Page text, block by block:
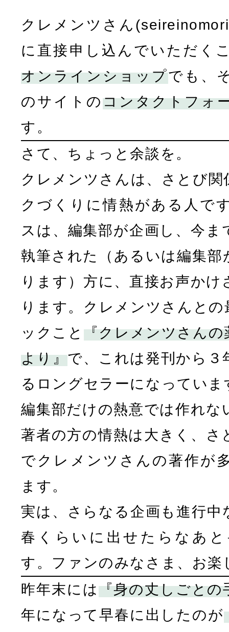
クレメンツさん
に直接申し込んでいただく
オンラインショップでも、
のサイトのコンタクトフォ
す。
さて、ちょっと余談を。
クレメンツさんは、さとび
クづくりに情熱がある人で
スは、編集部が企画し、今
執筆された（あるいは編集部
ります）方に、直接お声か
ります。クレメンツさんと
ックこと 『クレメンツさん
より』で、これは発刊から
るロングセラーになっていま
編集部だけの熱意では作れな
著者の方の情熱は大きく、さ
でクレメンツさんの著作が
ます。
実は、さらなる企画も進行
春くらいに出せたらなあ
す。ファンのみなさま、お楽
昨年末には『身の丈しごとの
年になって早春に出したのが